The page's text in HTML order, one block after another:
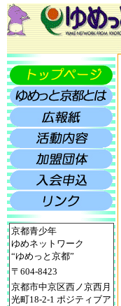
京都青少年
ゆめネットワーク
“ゆめっと京都”
〒604-8423
京都市中京区西ノ京西月
光町18-2-1 ポジティブア